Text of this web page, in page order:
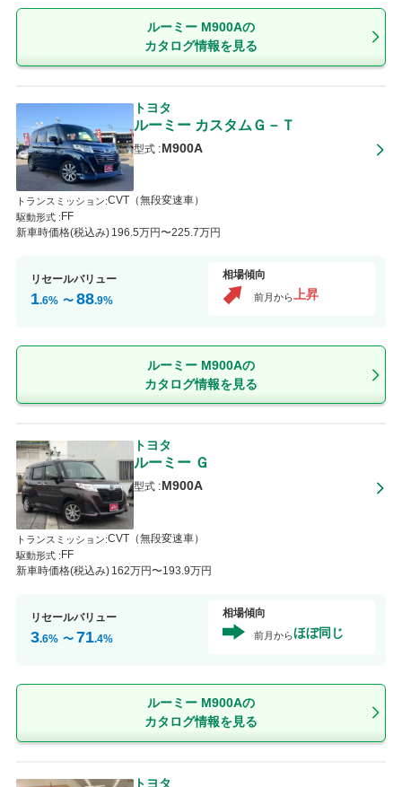
ルーミー M900Aの
カタログ情報を見る
トヨタ
ルーミー カスタムＧ－Ｔ
型式 :M900A
トランスミッション:CVT（無段変速車）
駆動形式 : FF
新車時価格(税込み) 196.5万円〜225.7万円
リセールバリュー
1.6% 〜 88.9%
相場傾向
前月から 上昇
ルーミー M900Aの
カタログ情報を見る
トヨタ
ルーミー Ｇ
型式 :M900A
トランスミッション:CVT（無段変速車）
駆動形式 :FF
新車時価格(税込み) 162万円〜193 .9万円
リセールバリュー
3.6% 〜 71.4%
相場傾向
前月からほぼ同じ
ルーミー M900Aの
カタログ情報を見る
トヨタ